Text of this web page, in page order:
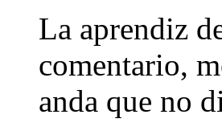
La aprendiz
comentario,
anda que no